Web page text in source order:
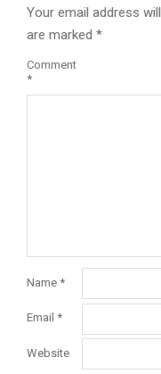
Your email address
are marked *
Comment
*
Name *
Email *
Website